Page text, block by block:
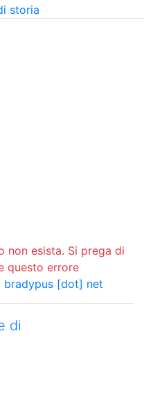
non esista. Si prega di
questo errore
bradypus [dot] net
di